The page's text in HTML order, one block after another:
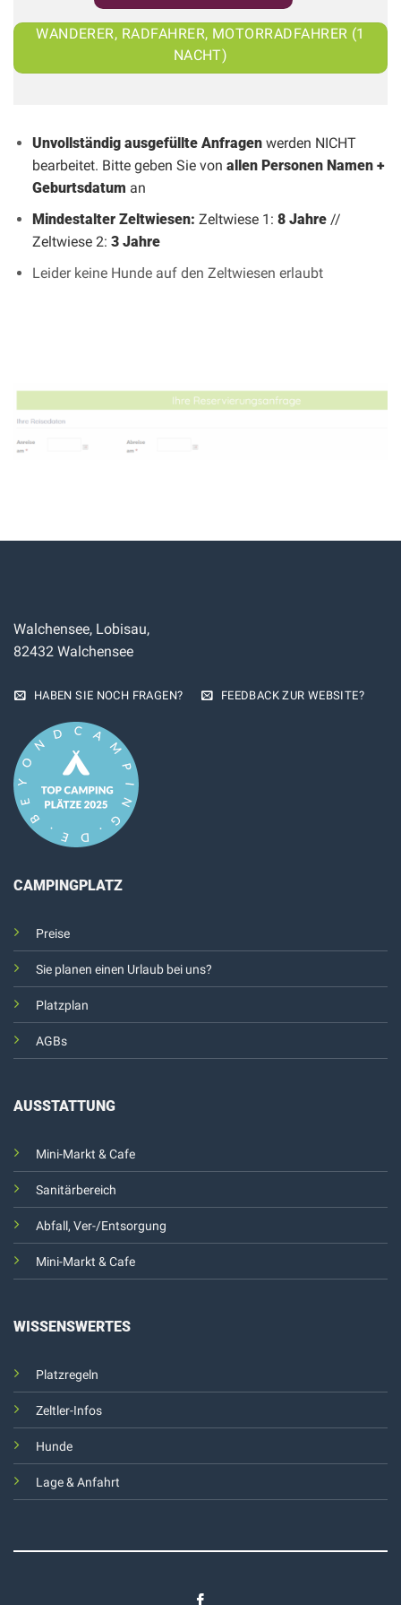
WANDERER, RADFAHRER, MOTORRADFAHRER (1
NACHT)
Unvollständig ausgefüllte Anfragen werden NICHT
bearbeitet. Bitte geben Sie von allen Personen Namen +
Geburtsdatum an
Mindestalter Zeltwiesen: Zeltwiese 1: 8 Jahre//
Zeltwiese 2: 3 Jahre
Leider keine Hunde auf den Zeltwiesen erlaubt
Walchensee, Lobisau,
82432 Walchensee
HABEN SIE NOCH FRAGEN? FEEDBACK ZUR WEBSITE?
CAMPINGPLATZ
Preise
Sie planen einen Urlaub bei uns?
Platzplan
AGBs
AUSSTATTUNG
Mini-Markt & Cafe
Sanitärbereich
Abfall, Ver-/Entsorgung
Mini-Markt & Cafe
WISSENSWERTES
Platzregeln
Zeltler-Infos
Hunde
Lage & Anfahrt